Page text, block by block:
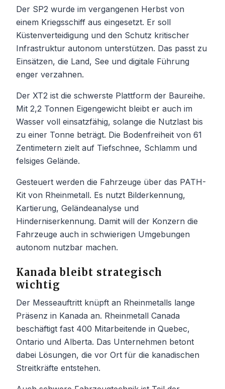
Der SP2 wurde im vergangenen Herbst von
einem Kriegsschiff aus eingesetzt. Er soll
Küstenverteidigung und den Schutz kritischer
Infrastruktur autonom unterstützen. Das passt zu
Einsätzen, die Land, See und digitale Führung
enger verzahnen.
Der XT2 ist die schwerste Plattform der Baureihe.
Mit 2,2 Tonnen Eigengewicht bleibt er auch im
Wasser voll einsatzfähig, solange die Nutzlast bis
zu einer Tonne beträgt. Die Bodenfreiheit von 61
Zentimetern zielt auf Tiefschnee, Schlamm und
felsiges Gelände.
Gesteuert werden die Fahrzeuge über das PATH-
Kit von Rheinmetall. Es nutzt Bilderkennung,
Kartierung, Geländeanalyse und
Hinderniserkennung. Damit will der Konzern die
Fahrzeuge auch in schwierigen Umgebungen
autonom nutzbar machen.
Kanada bleibt strategisch
wichtig
Der Messeauftritt knüpft an Rheinmetalls lange
Präsenz in Kanada an. Rheinmetall Canada
beschäftigt fast 400 Mitarbeitende in Quebec,
Ontario und Alberta. Das Unternehmen betont
dabei Lösungen, die vor Ort für die kanadischen
Streitkräfte entstehen.